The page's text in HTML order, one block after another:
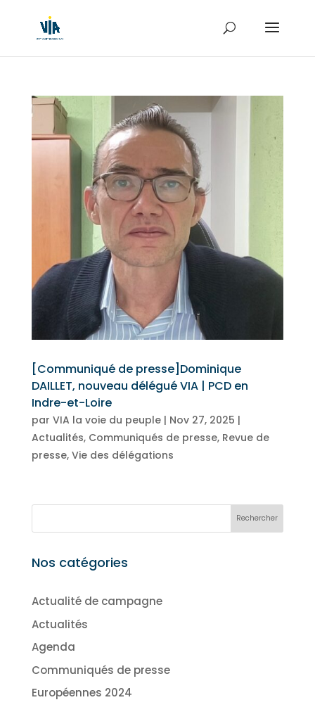
[Communiqué de presse]Dominique
DAILLET, nouveau délégué VIA | PCD en
Indre-et-Loire
par VIA la voie du peuple| Nov 27, 2025 |
Actualités, Communiqués de presse, Revue de
presse, Vie des délégations
Nos catégories
Actualité de campagne
Actualités
Agenda
Communiqués de presse
Européennes 2024